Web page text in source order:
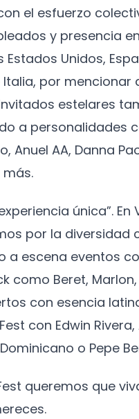
el esfuerzo
y presencia
Estados Unidos,
por mencionar
estelares
a personalidades
Anuel AA, Danna
única”. En
por la diversidad
a escena eventos
como Beret,
con esencia
con Edwin Rivera,
o Pepe
queremos que